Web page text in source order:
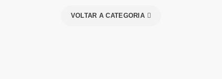
VOLTAR A CATEGORIA